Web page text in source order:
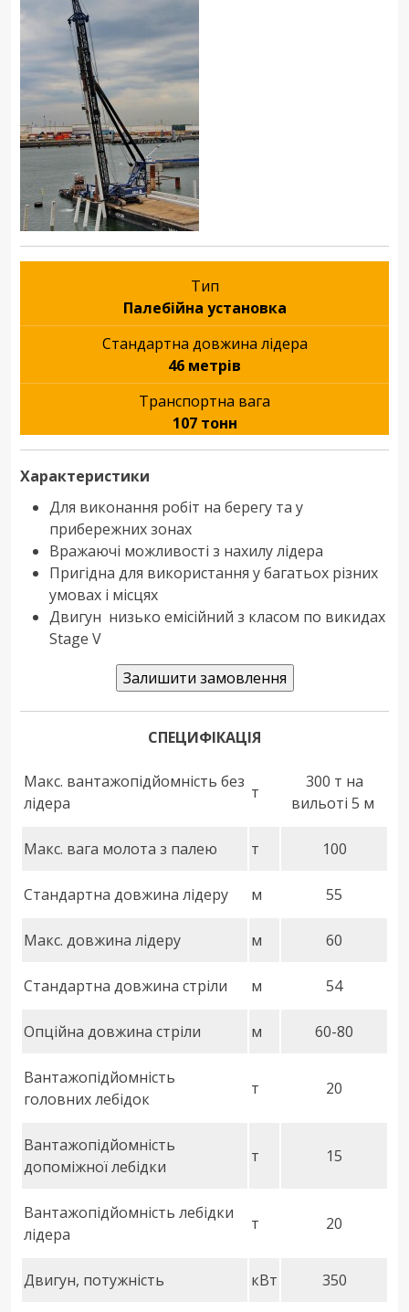
Тип
Палебійна установка
Стандартна довжина лідера
46 метрів
Транспортна вага
107 тонн
Характеристики
Для виконання робіт на берегу та у
прибережних зонах
Вражаючі можливості з нахилу лідера
Пригідна для використання у багатьох різних
умовах і місцях
Двигун низько емісійний з класом по викидах
Stage V
СПЕЦИФІКАЦІЯ
Макс. вантажопідйомність без
лідера
т
300 т на
вильоті 5 м
Макс. вага молота з палею т 100
Стандартна довжина лідеру м 55
Макс. довжина лідеру м 60
Стандартна довжина стріли м 54
Опційна довжина стріли м 60-80
Вантажопідйомність
головних лебідок
т 20
Вантажопідйомність
допоміжної лебідки
т 15
Вантажопідйомність лебідки
лідера
т 20
Двигун, потужність кВт 350